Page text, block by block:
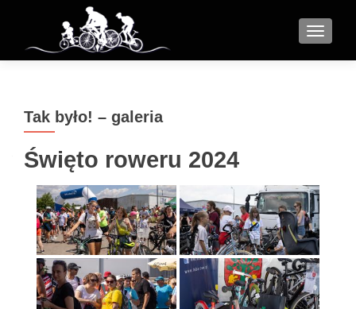
MENU
Tak było! – galeria
Święto roweru 2024